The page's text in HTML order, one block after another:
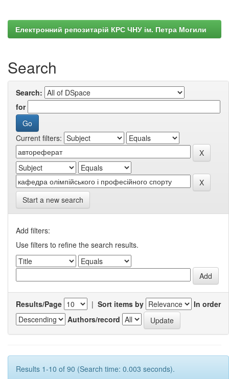
Електронний репозитарій КРС ЧНУ ім. Петра Могили
Search
Search:
for
Current filters:
Start a new search
Add filters:
Use filters to refine the search results.
Results/Page | Sort items by
In order
Authors/record
Results 1-10 of 90 (Search time: 0.003 seconds).